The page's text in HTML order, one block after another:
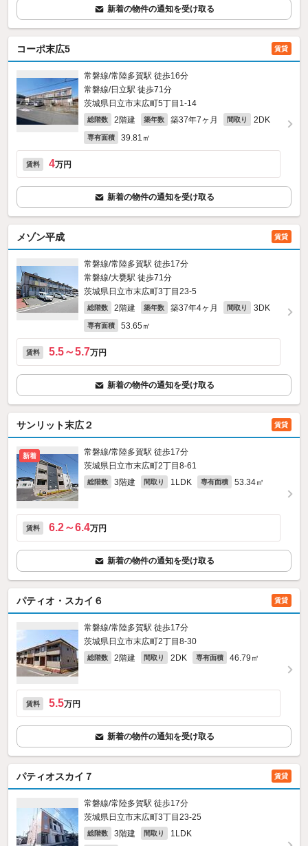
新着の物件の通知を受け取る
コーポ末広5 賃貸
常磐線/常陸多賀駅 徒歩16分
常磐線/日立駅 徒歩71分
茨城県日立市末広町5丁目1-14
総階数 2階建 築年数 築37年7ヶ月 間取り 2DK
専有面積 39.81㎡
賃料 4万円
新着の物件の通知を受け取る
メゾン平成 賃貸
常磐線/常陸多賀駅 徒歩17分
常磐線/大甕駅 徒歩71分
茨城県日立市末広町3丁目23-5
総階数 2階建 築年数 築37年4ヶ月 間取り 3DK
専有面積 53.65㎡
賃料 5.5～5.7万円
新着の物件の通知を受け取る
サンリット末広２ 賃貸
新着
常磐線/常陸多賀駅 徒歩17分
茨城県日立市末広町2丁目8-61
総階数 3階建 間取り 1LDK 専有面積 53.34㎡
賃料 6.2～6.4万円
新着の物件の通知を受け取る
パティオ・スカイ６ 賃貸
常磐線/常陸多賀駅 徒歩17分
茨城県日立市末広町2丁目8-30
総階数 2階建 間取り 2DK 専有面積 46.79㎡
賃料 5.5万円
新着の物件の通知を受け取る
パティオスカイ７ 賃貸
常磐線/常陸多賀駅 徒歩17分
茨城県日立市末広町3丁目23-25
総階数 3階建 間取り 1LDK